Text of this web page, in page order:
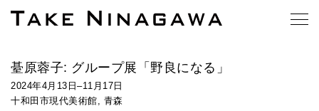
䑓原蓉子: グループ展「野良になる」
2024年4月13日–11月17日
十和田市現代美術館, 青森